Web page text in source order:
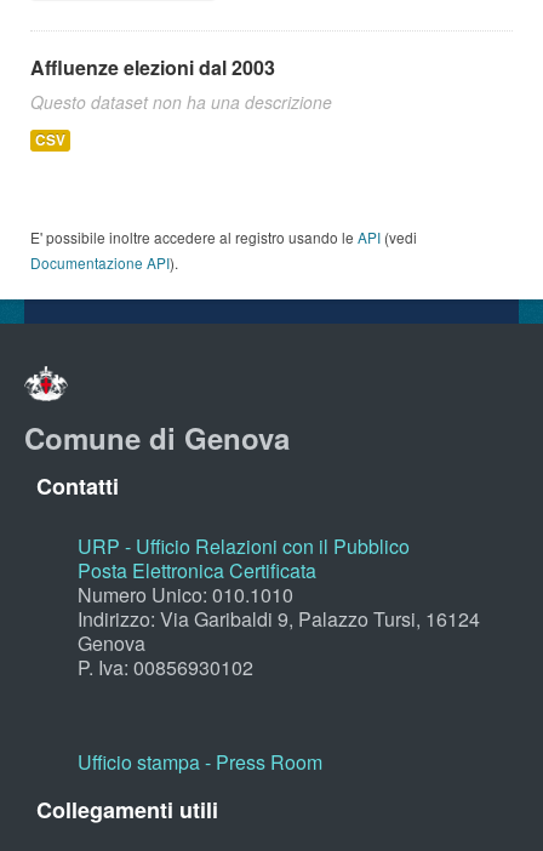
Affluenze elezioni dal 2003
Questo dataset non ha una descrizione
CSV
E' possibile inoltre accedere al registro usando le API (vedi
Documentazione API).
Comune di Genova
Contatti
URP - Ufficio Relazioni con il Pubblico
Posta Elettronica Certificata
Numero Unico: 010.1010
Indirizzo: Via Garibaldi 9, Palazzo Tursi, 16124
Genova
P. Iva: 00856930102
Ufficio stampa - Press Room
Collegamenti utili